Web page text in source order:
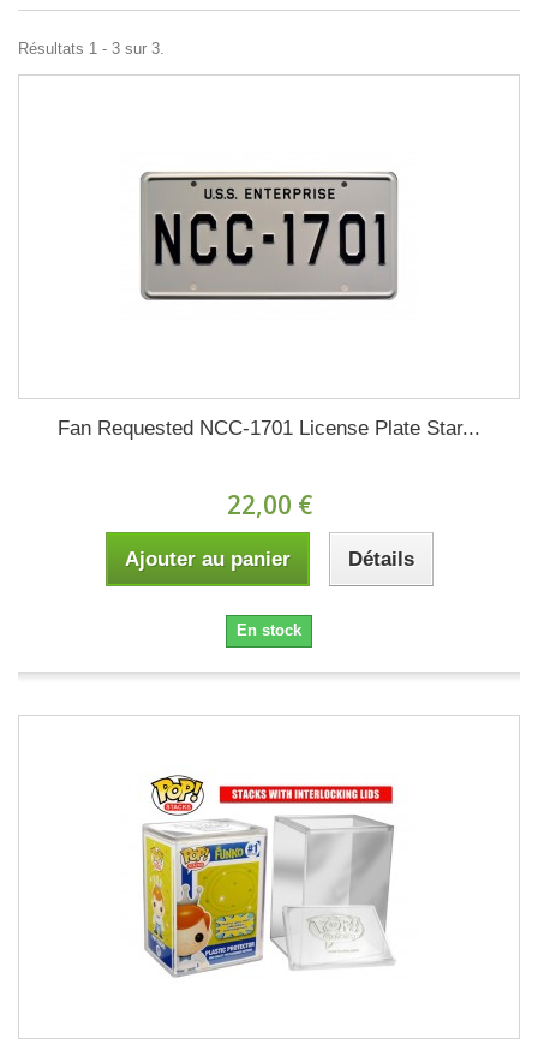
Résultats 1 - 3 sur 3.
Fan Requested NCC-1701 License Plate Star...
22,00 €
Ajouter au panier Détails
En stock